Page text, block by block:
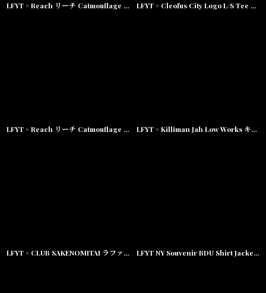
LFYT × Reach リーチ Catmouflage L/S Tee 長袖 Tシャツ LFYT × Cleofus City Logo L/S Tee Black ブラック 長袖 ロンT Tシャツ
LFYT × Reach リーチ Catmouflage S/S Tee 半袖 Tシャツ LFYT × Killiman Jah Low Works キリマンジャロウワークス Behind Themask Tee 半袖 Tシャツ Purple パープル
LFYT × CLUB SAKENOMITAI ラファイエット さけのみたい LF NOMI SUGI KUN L/S TEE 長袖 Tシャツ WHITE ホワイト LFYT NY Souvenir BDU Shirt Jacket シャツ ジャケット by Lafayette ラファイエット